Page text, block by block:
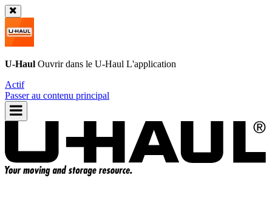
U-Haul Ouvrir dans le U-Haul L'application
Actif
Passer au contenu principal